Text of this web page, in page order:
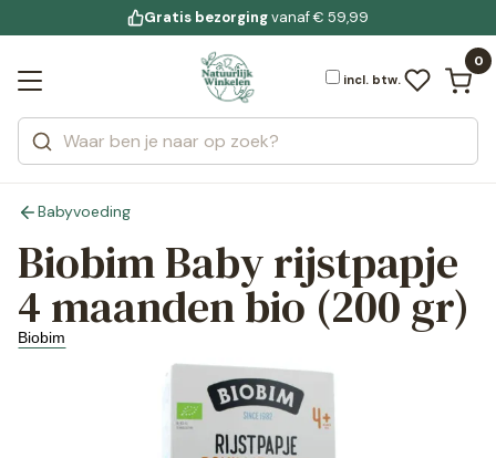
Jouw bewuste leefstijl
voor 19:00 uur besteld
Gratis bezorgingvanaf € 59,99
incl. btw.
0
Zoeken
Categorieën
Merken
Bekijk alle resultaten
Babyvoeding
Biobim Baby rijstpapje
4 maanden bio (200 gr)
Biobim